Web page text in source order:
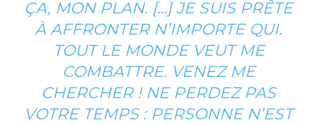
ÇA, MON PLAN. […] JE SUIS PRÊTE
À AFFRONTER N’IMPORTE QUI.
TOUT LE MONDE VEUT ME
COMBATTRE. VENEZ ME
CHERCHER ! NE PERDEZ PAS
VOTRE TEMPS : PERSONNE N’EST